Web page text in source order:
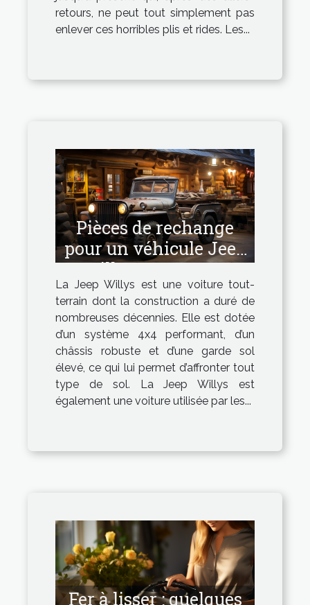
retours, ne peut tout simplement pas
enlever ces horribles plis et rides. Les...
Pièces de rechange
pour un véhicule Jeep
Willys : Comment
avoir les pièces de
bonne qualité ?
La Jeep Willys est une voiture tout-
terrain dont la construction a duré de
nombreuses décennies. Elle est dotée
d’un système 4x4 performant, d’un
châssis robuste et d’une garde sol
élevé, ce qui lui permet d’affronter tout
type de sol. La Jeep Willys est
également une voiture utilisée par les...
Fer à lisser : quelques